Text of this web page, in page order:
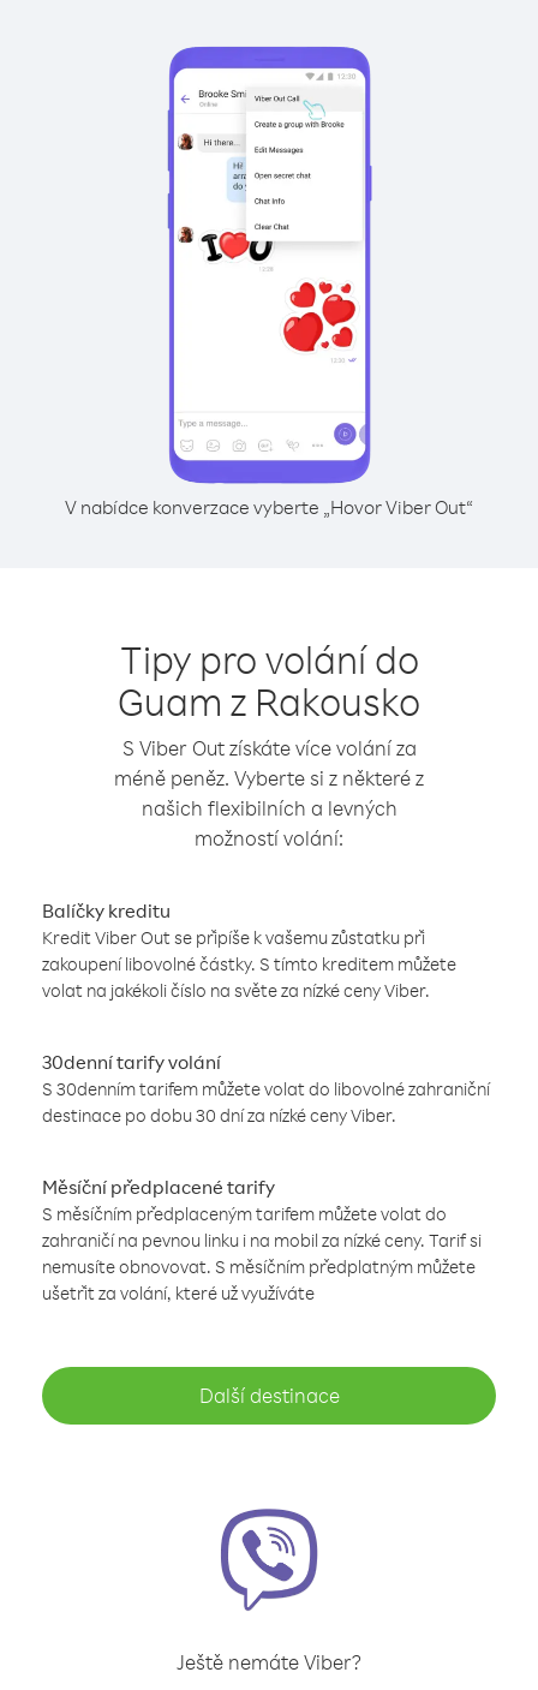
V nabídce konverzace vyberte „Hovor Viber Out“
Tipy pro volání do
Guam z Rakousko
S Viber Out získáte více volání za
méně peněz. Vyberte si z některé z
našich flexibilních a levných
možností volání:
Balíčky kreditu
Kredit Viber Out se připíše k vašemu zůstatku při
zakoupení libovolné částky. S tímto kreditem můžete
volat na jakékoli číslo na světe za nízké ceny Viber.
30denní tarify volání
S 30denním tarifem můžete volat do libovolné zahraniční
destinace po dobu 30 dní za nízké ceny Viber.
Měsíční předplacené tarify
S měsíčním předplaceným tarifem můžete volat do
zahraničí na pevnou linku i na mobil za nízké ceny. Tarif si
nemusíte obnovovat. S měsíčním předplatným můžete
ušetřit za volání, které už využíváte
Další destinace
Ještě nemáte Viber?